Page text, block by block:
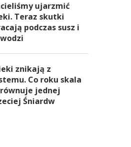
ujarzmić
Teraz skutki
podczas susz i
znikają z
Co roku skala
jednej
Śniardw